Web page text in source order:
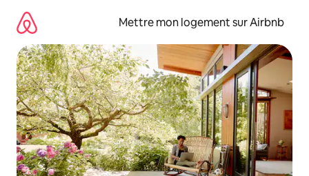
directement
contenu
Mettre mon logement sur Airbnb